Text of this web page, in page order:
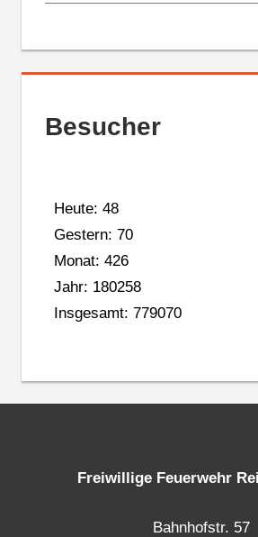
Besucher
Heute: 48
Gestern: 70
Monat: 426
Jahr: 180258
Insgesamt: 779070
Freiwillige Feuerwehr
Bahnhofstr. 57